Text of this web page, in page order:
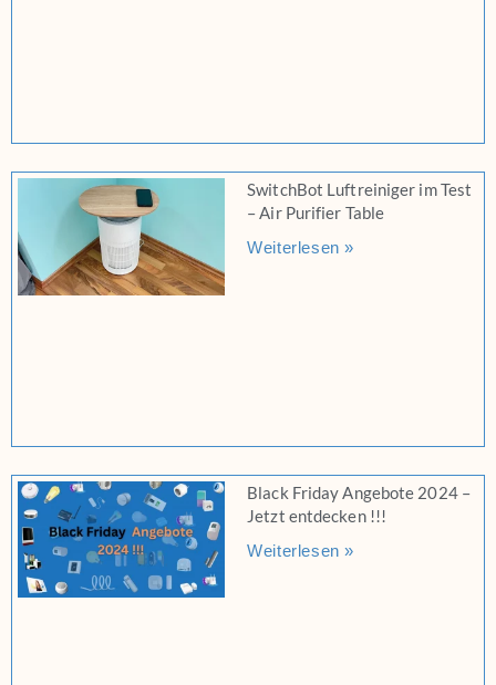
SwitchBot Luftreiniger im Test
– Air Purifier Table
Weiterlesen »
Black Friday Angebote 2024 –
Jetzt entdecken !!!
Weiterlesen »